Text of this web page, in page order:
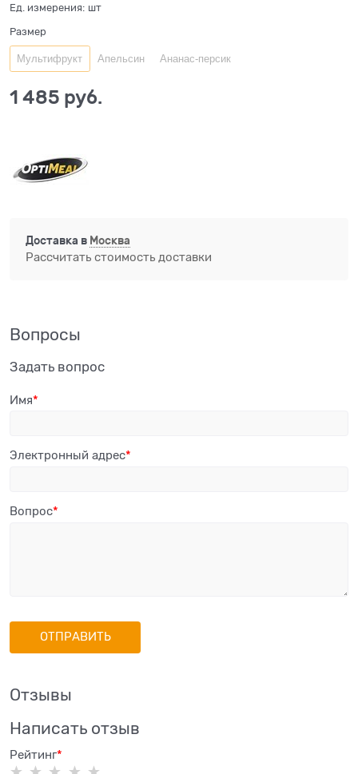
Ед. измерения: шт
Размер
Мультифрукт Апельсин Ананас-персик
1 485 руб.
Доставка в Москва
Рассчитать стоимость доставки
Вопросы
Задать вопрос
Имя
Электронный адрес
Вопрос
Отзывы
Написать отзыв
Рейтинг